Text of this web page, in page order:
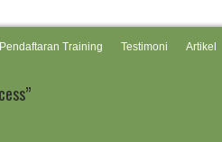
Pendaftaran Training Testimoni Artikel